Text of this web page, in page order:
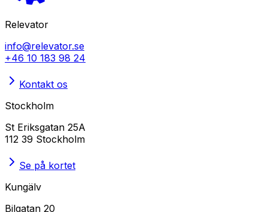
Relevator
info@relevator.se
+46 10 183 98 24
Kontakt os
Stockholm
St Eriksgatan 25A
112 39 Stockholm
Se på kortet
Kungälv
Bilgatan 20